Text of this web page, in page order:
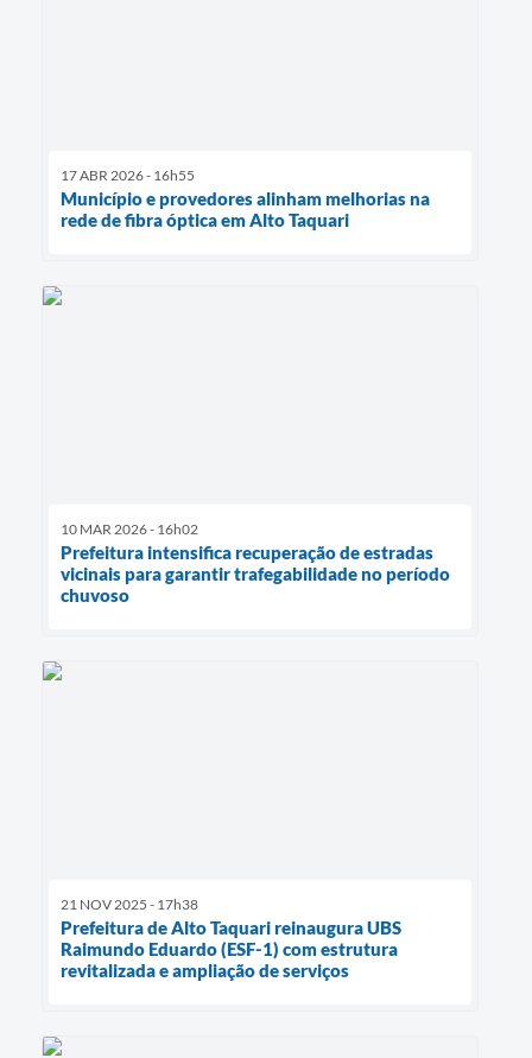
17 ABR 2026 - 16h55
Município e provedores alinham melhorias na
rede de fibra óptica em Alto Taquari
10 MAR 2026 - 16h02
Prefeitura intensifica recuperação de estradas
vicinais para garantir trafegabilidade no período
chuvoso
21 NOV 2025 - 17h38
Prefeitura de Alto Taquari reinaugura UBS
Raimundo Eduardo (ESF-1) com estrutura
revitalizada e ampliação de serviços